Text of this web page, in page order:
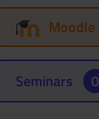
Moodle
Seminars 0